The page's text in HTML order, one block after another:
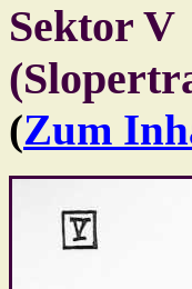
Sektor V
(Zum